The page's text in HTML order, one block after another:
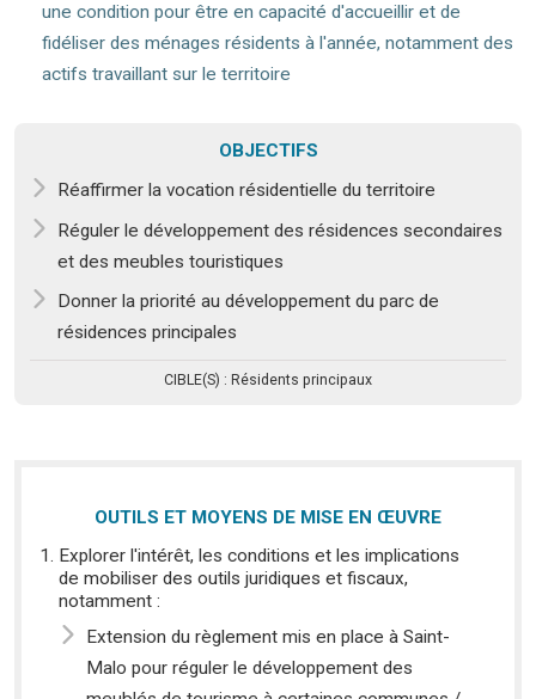
une condition pour être en capacité d'accueillir et de
fidéliser des ménages résidents à l'année, notamment des
actifs travaillant sur le territoire
OBJECTIFS
Réaffirmer la vocation résidentielle du territoire
Réguler le développement des résidences secondaires
et des meubles touristiques
Donner la priorité au développement du parc de
résidences principales
CIBLE(S) : Résidents principaux
OUTILS ET MOYENS DE MISE EN ŒUVRE
Explorer l'intérêt, les conditions et les implications
de mobiliser des outils juridiques et fiscaux,
notamment :
Extension du règlement mis en place à Saint-
Malo pour réguler le développement des